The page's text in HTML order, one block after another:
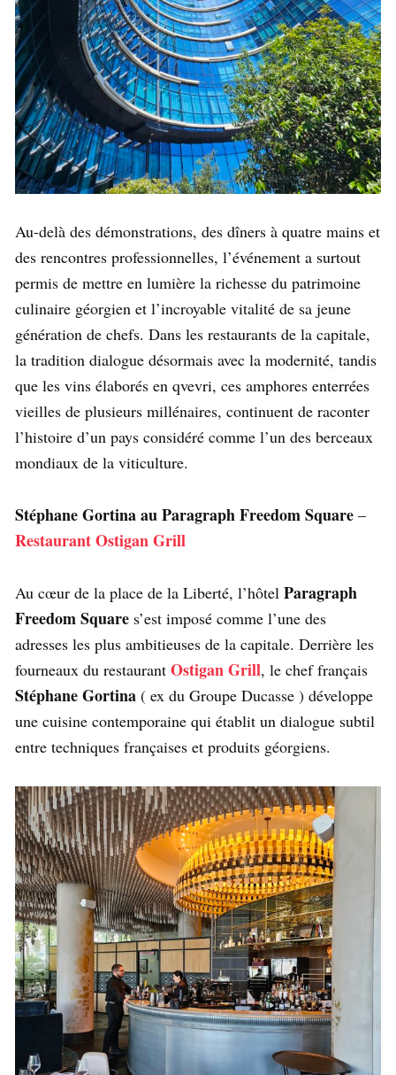
Au-delà des démonstrations, des dîners à quatre mains et
des rencontres professionnelles, l’événement a surtout
permis de mettre en lumière la richesse du patrimoine
culinaire géorgien et l’incroyable vitalité de sa jeune
génération de chefs. Dans les restaurants de la capitale,
la tradition dialogue désormais avec la modernité, tandis
que les vins élaborés en qvevri, ces amphores enterrées
vieilles de plusieurs millénaires, continuent de raconter
l’histoire d’un pays considéré comme l’un des berceaux
mondiaux de la viticulture.
Stéphane Gortina au Paragraph Freedom Square –
Restaurant Ostigan Grill
Au cœur de la place de la Liberté, l’hôtel Paragraph
Freedom Square s’est imposé comme l’une des
adresses les plus ambitieuses de la capitale. Derrière les
fourneaux du restaurant OstiganGrill, le chef français
Stéphane Gortina ( ex du Groupe Ducasse ) développe
une cuisine contemporaine qui établit un dialogue subtil
entre techniques françaises et produits géorgiens.